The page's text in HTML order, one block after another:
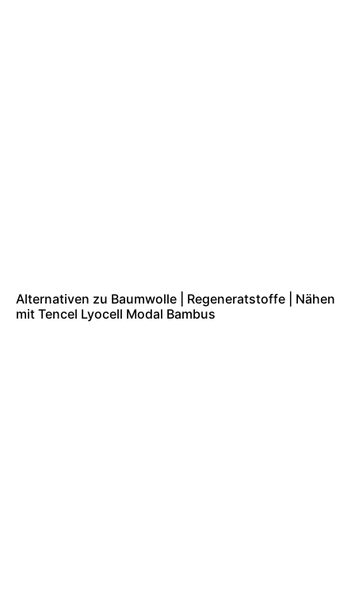
Alternativen zu Baumwolle | Regeneratstoffe | Nähen
mit Tencel Lyocell Modal Bambus